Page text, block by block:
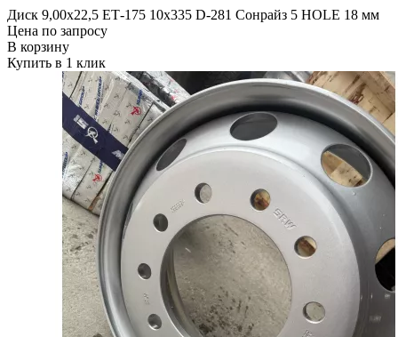
Диск 9,00х22,5 ЕТ-175 10х335 D-281 Сонрайз 5 HOLE 18 мм
Цена по запросу
В корзину
Купить в 1 клик